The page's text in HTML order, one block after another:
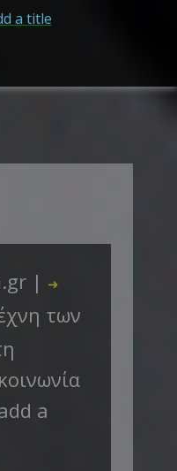
| ➜
των
a